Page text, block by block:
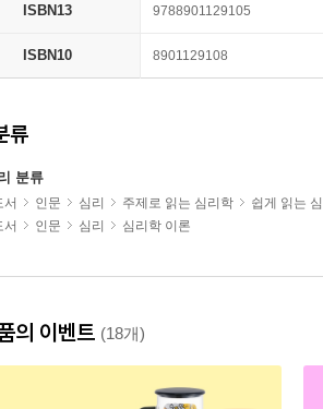
ISBN13 9788901129105
ISBN10 8901129108
류
분류
서 인문 심리 주제로 읽는 심리학
쉽게 읽는
서
인문 심리 심리학 이론
의 이벤트 (18개)